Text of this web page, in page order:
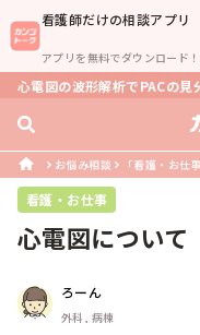
看護師だけの相談アプリ
アプリを無料でダウンロード！
心電図の波形解析でPACの見
お悩み相談 「看護・お仕
看護・お仕事
心電図について
ろーん
外科, 病棟